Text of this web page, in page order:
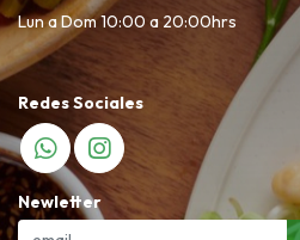
Lun a Dom 10:00 a 20:00hrs
Redes Sociales
Newletter